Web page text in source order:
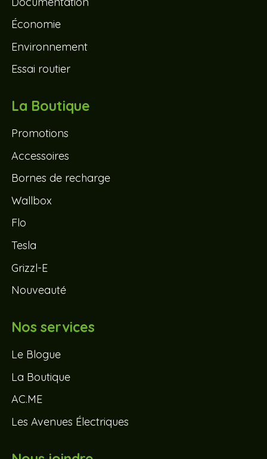
Économie
Environnement
Essai routier
La Boutique
Promotions
Accessoires
Bornes de recharge
Wallbox
Flo
Tesla
Grizzl-E
Nouveauté
Nos services
Le Blogue
La Boutique
AC.ME
Les Avenues Électriques